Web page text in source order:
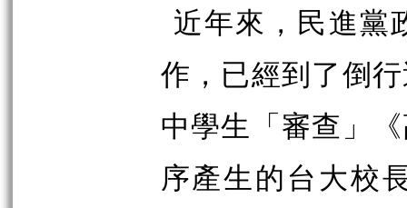
近年來，民進黨
作，已經到了倒
中學生「審查」
序產生的台大校